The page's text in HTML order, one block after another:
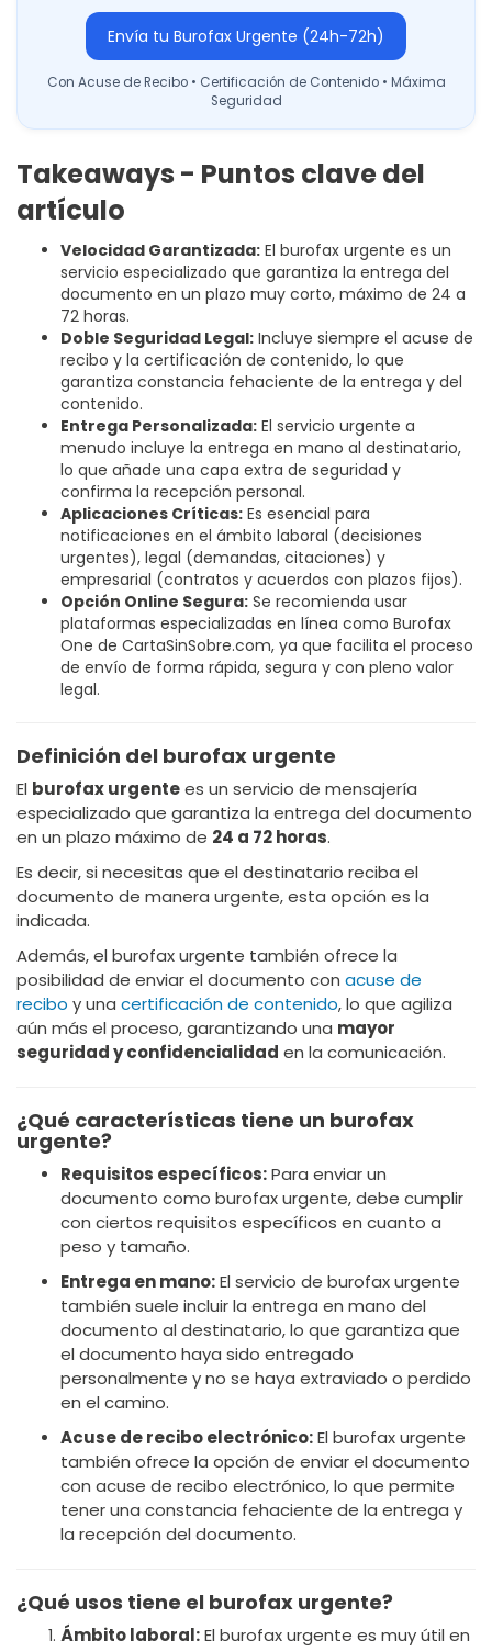
Envía tu Burofax Urgente (24h-72h)
Con Acuse de Recibo • Certificación de Contenido • Máxima
Seguridad
Takeaways - Puntos clave del
artículo
Velocidad Garantizada: El burofax urgente es un
servicio especializado que garantiza la entrega del
documento en un plazo muy corto, máximo de 24 a
72 horas.
Doble Seguridad Legal: Incluye siempre el acuse de
recibo y la certificación de contenido, lo que
garantiza constancia fehaciente de la entrega y del
contenido.
Entrega Personalizada: El servicio urgente a
menudo incluye la entrega en mano al destinatario,
lo que añade una capa extra de seguridad y
confirma la recepción personal.
Aplicaciones Críticas: Es esencial para
notificaciones en el ámbito laboral (decisiones
urgentes), legal (demandas, citaciones) y
empresarial (contratos y acuerdos con plazos fijos).
Opción Online Segura: Se recomienda usar
plataformas especializadas en línea como Burofax
One de CartaSinSobre.com, ya que facilita el proceso
de envío de forma rápida, segura y con pleno valor
legal.
Definición del burofax urgente
El burofax urgentees un servicio de mensajería
especializado que garantiza la entrega del documento
en un plazo máximo de 24 a 72 horas.
Es decir, si necesitas que el destinatario reciba el
documento de manera urgente, esta opción es la
indicada.
Además, el burofax urgente también ofrece la
posibilidad de enviar el documento con acuse de
recibo y una certificación de contenido, lo que agiliza
aún más el proceso, garantizando una mayor
seguridad y confidencialidad en la comunicación.
¿Qué características tiene un burofax
urgente?
Requisitos específicos:Para enviar un
documento como burofax urgente, debe cumplir
con ciertos requisitos específicos en cuanto a
peso y tamaño.
Entrega en mano:El servicio de burofax urgente
también suele incluir la entrega en mano del
documento al destinatario, lo que garantiza que
el documento haya sido entregado
personalmente y no se haya extraviado o perdido
en el camino.
Acuse de recibo electrónico:El burofax urgente
también ofrece la opción de enviar el documento
con acuse de recibo electrónico, lo que permite
tener una constancia fehaciente de la entrega y
la recepción del documento.
¿Qué usos tiene el burofax urgente?
Ámbito laboral:El burofax urgente es muy útil en